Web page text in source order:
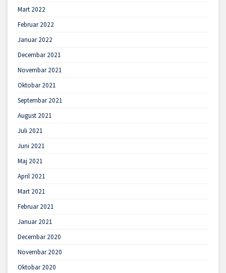
Mart 2022
Februar 2022
Januar 2022
Decembar 2021
Novembar 2021
Oktobar 2021
Septembar 2021
August 2021
Juli 2021
Juni 2021
Maj 2021
April 2021
Mart 2021
Februar 2021
Januar 2021
Decembar 2020
Novembar 2020
Oktobar 2020